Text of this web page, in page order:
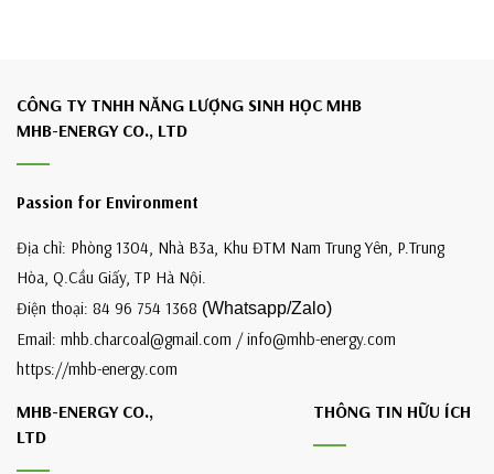
CÔNG TY TNHH NĂNG LƯỢNG SINH HỌC MHB
MHB-ENERGY CO., LTD
Passion for Environment
Địa chỉ: Phòng 1304, Nhà B3a, Khu ĐTM Nam Trung Yên, P.Trung
Hòa, Q.Cầu Giấy, TP Hà Nội.
Điện thoại: 84 96 754 1368 (Whatsapp/Zalo)
Email: mhb.charcoal@gmail.com / info@mhb-energy.com
https://mhb-energy.com
MHB-ENERGY CO.,
LTD
THÔNG TIN HỮU ÍCH